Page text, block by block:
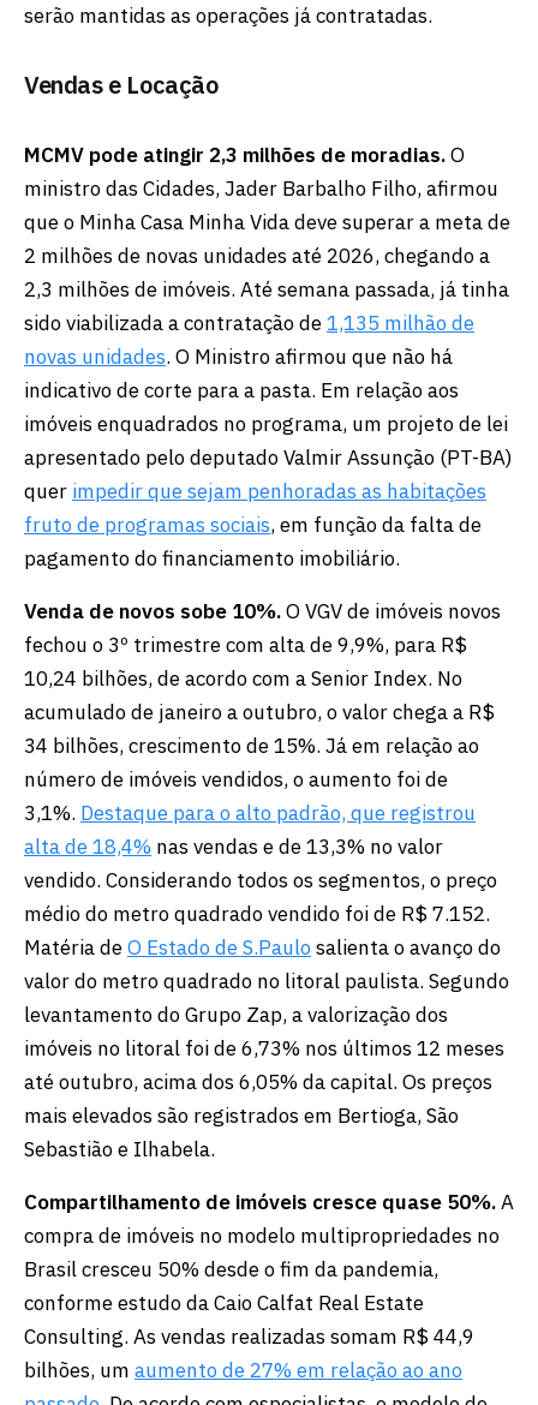
serão mantidas as operações já contratadas.
Vendas e Locação
MCMV pode atingir 2,3 milhões de moradias.O
ministro das Cidades, Jader Barbalho Filho, afirmou
que o Minha Casa Minha Vida deve superar a meta de
2 milhões de novas unidades até 2026, chegando a
2,3 milhões de imóveis. Até semana passada, já tinha
sido viabilizada a contratação de1,135 milhão de
novas unidades. O Ministro afirmou que não há
indicativo de corte para a pasta. Em relação aos
imóveis enquadrados no programa, um projeto de lei
apresentado pelo deputado Valmir Assunção (PT-BA)
quer impedir que sejam penhoradas as habitações
fruto de programas sociais, em função da falta de
pagamento do financiamento imobiliário.
Venda de novos sobe 10%.O VGV de imóveis novos
fechou o 3º trimestre com alta de 9,9%, para R$
10,24 bilhões, de acordo com a Senior Index. No
acumulado de janeiro a outubro, o valor chega a R$
34 bilhões, crescimento de 15%. Já em relação ao
número de imóveis vendidos, o aumento foi de
3,1%. Destaque para o alto padrão, que registrou
alta de 18,4% nas vendas e de 13,3% no valor
vendido. Considerando todos os segmentos, o preço
médio do metro quadrado vendido foi de R$ 7.152.
Matéria deO Estado de S.Paulosalienta o avanço do
valor do metro quadrado no litoral paulista. Segundo
levantamento do Grupo Zap, a valorização dos
imóveis no litoral foi de 6,73% nos últimos 12 meses
até outubro, acima dos 6,05% da capital. Os preços
mais elevados são registrados em Bertioga, São
Sebastião e Ilhabela.
Compartilhamento de imóveis cresce quase 50%.A
compra de imóveis no modelo multipropriedades no
Brasil cresceu 50% desde o fim da pandemia,
conforme estudo da Caio Calfat Real Estate
Consulting. As vendas realizadas somam R$ 44,9
bilhões, um aumento de 27% em relação ao ano